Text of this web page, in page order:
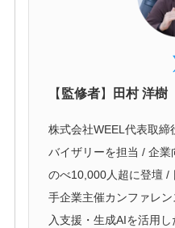
【 監修者】 田村 洋樹
株式会社WEEL代表取締
バイザリーを担当 / 企
のべ10,000人超に登壇 /
手企業主催カンファレ
入支援・生成AIを活用し